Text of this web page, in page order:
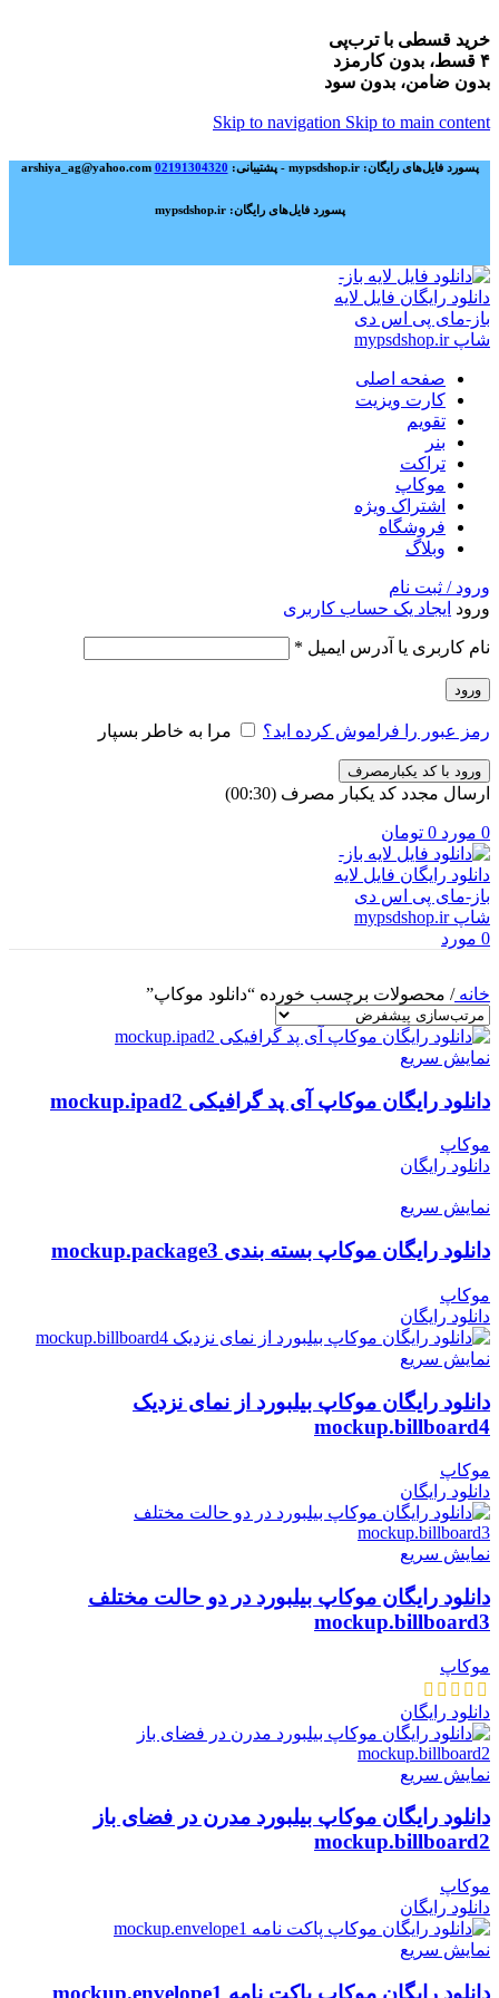
خرید قسطی با ترب‌پی
۴ قسط، بدون کارمزد
بدون ضامن، بدون سود
Skip to navigation Skip to main content
پسورد فایل‌های رایگان: mypsdshop.ir - پشتیبانی: arshiya_ag@yahoo.com 02191304320
پسورد فایل‌های رایگان: mypsdshop.ir
صفحه اصلی
کارت ویزیت
تقویم
بنر
تراکت
موکاپ
اشتراک ویژه
فروشگاه
وبلاگ
ورود / ثبت نام
ورود ایجاد یک حساب کاربری
نام کاربری یا آدرس ایمیل *
ورود
رمز عبور را فراموش کرده اید؟ مرا به خاطر بسپار
ورود با کد یکبارمصرف
ارسال مجدد کد یکبار مصرف (00:
30
)
0 مورد 0 تومان
0 مورد
خانه/ محصولات برچسب خورده “دانلود موکاپ”
نمایش سریع
دانلود رایگان موکاپ آی پد گرافیکی mockup.ipad2
موکاپ
دانلود رایگان
نمایش سریع
دانلود رایگان موکاپ بسته بندی mockup.package3
موکاپ
دانلود رایگان
نمایش سریع
دانلود رایگان موکاپ بیلبورد از نمای نزدیک
mockup.billboard4
موکاپ
دانلود رایگان
نمایش سریع
دانلود رایگان موکاپ بیلبورد در دو حالت مختلف
mockup.billboard3
موکاپ
دانلود رایگان
نمایش سریع
دانلود رایگان موکاپ بیلبورد مدرن در فضای باز
mockup.billboard2
موکاپ
دانلود رایگان
نمایش سریع
دانلود رایگان موکاپ پاکت نامه mockup.envelope1